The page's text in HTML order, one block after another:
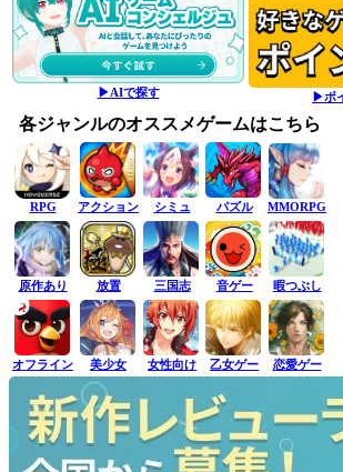
▶AIで探す ▶ポ
各ジャンルのオススメゲームはこちら
RPG アクション シミュ パズル MMORPG
原作あり 放置 三国志 音ゲー 暇つぶし
オフライン 美少女 女性向け 乙女ゲー 恋愛ゲー